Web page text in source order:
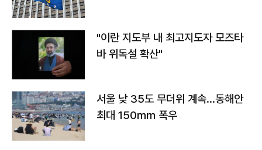
"이란 지도부 내 최고지도자 모즈타
바 위독설 확산"
서울 낮 35도 무더위 계속…동해안
최대 150㎜ 폭우